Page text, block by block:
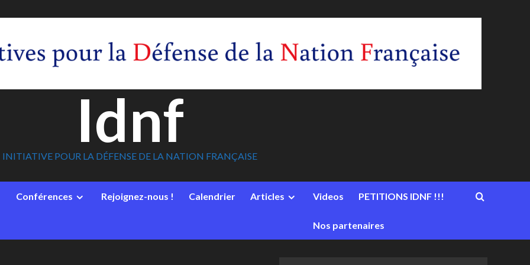
Idnf
INITIATIVE POUR LA DÉFENSE DE LA NATION FRANÇAISE
Conférences Rejoignez-nous ! Calendrier Articles Videos PETITIONS IDNF !!!
Nos partenaires